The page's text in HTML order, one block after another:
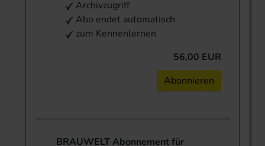
Archivzugriff
Abo endet automatisch
zum Kennenlernen
56,00 EUR
Abonnieren
BRAUWELT Abonnement für